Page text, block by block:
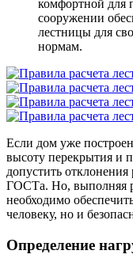
комфортной для
сооружении
лестницы для
нормам.
Если дом уже
высоту перекрытия и
допустить отклонения
ГОСТа. Но, выполняя
необходимо
человеку, но и
Определение